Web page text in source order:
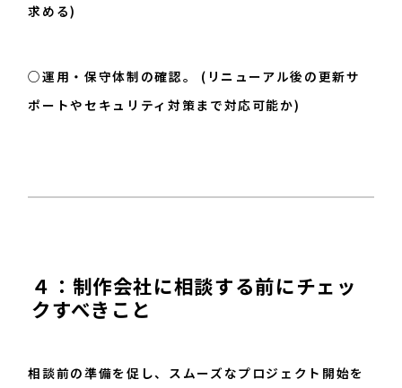
求める)
○運用・保守体制の確認。 (リニューアル後の更新サ
ポートやセキュリティ対策まで対応可能か)
４：制作会社に相談する前にチェッ
クすべきこと
相談前の準備を促し、スムーズなプロジェクト開始を